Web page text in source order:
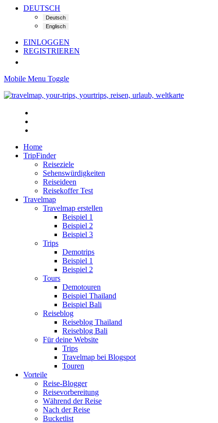
DEUTSCH
EINLOGGEN
REGISTRIEREN
Mobile Menu Toggle
Home
TripFinder
Reiseziele
Sehenswürdigkeiten
Reiseideen
Reisekoffer Test
Travelmap
Travelmap erstellen
Beispiel 1
Beispiel 2
Beispiel 3
Trips
Demotrips
Beispiel 1
Beispiel 2
Tours
Demotouren
Beispiel Thailand
Beispiel Bali
Reiseblog
Reiseblog Thailand
Reiseblog Bali
Für deine Website
Trips
Travelmap bei Blogspot
Touren
Vorteile
Reise-Blogger
Reisevorbereitung
Während der Reise
Nach der Reise
Bucketlist